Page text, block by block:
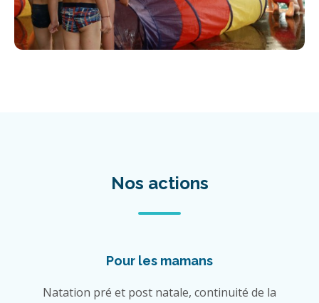
Nos actions
Pour les mamans
Natation pré et post natale, continuité de la